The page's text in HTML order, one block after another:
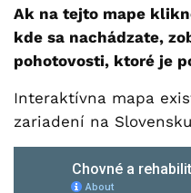
Ak na tejto mape
kde sa nachádzate,
pohotovosti, ktoré je
Interaktívna mapa
zariadení na Slovensku